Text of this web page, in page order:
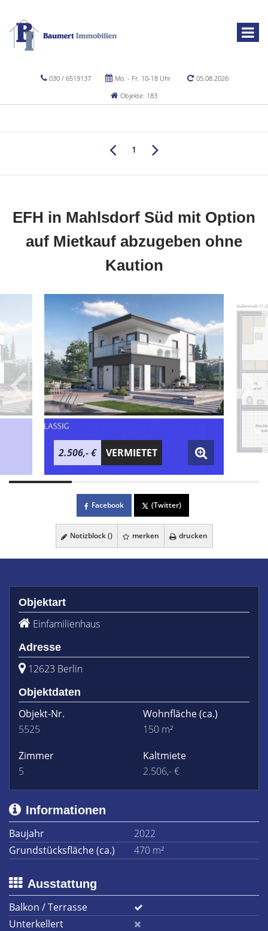
030 / 6519137 Mo. - Fr. 10-18 Uhr
05.08.2026
Objekte: 183
1
EFH in Mahlsdorf Süd mit Option
auf Mietkauf abzugeben ohne
Kaution
2.506,- € VERMIETET
Facebook (Twitter)
Notizblock () merken drucken
Objektart
Einfamilienhaus
Adresse
12623 Berlin
Objektdaten
Objekt-Nr.
5525
Wohnfläche(ca.)
150 m²
Zimmer
5
Kaltmiete
2.506,- €
Informationen
Baujahr
2022
Grundstücksfläche (ca.)
470 m²
Ausstattung
Balkon / Terrasse
Unterkellert